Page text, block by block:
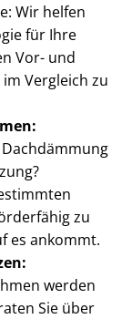
Wir helfen
für Ihre
Vor- und
Vergleich zu
zu
es ankommt.
werden
Sie über